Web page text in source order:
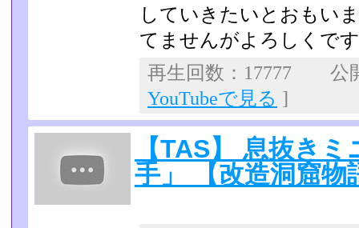
していきたいとおもい
てませんがよ­ろしく
再生回数：17777 公
YouTubeで見る ]
【TAS】 息抜き
手」 【改造洞窟物